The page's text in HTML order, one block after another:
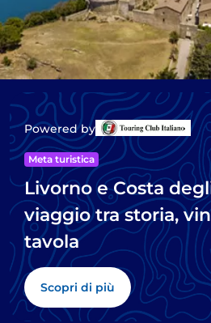
Powered by
Meta turistica
Livorno e Costa
viaggio tra storia,
tavola
Scopri di più